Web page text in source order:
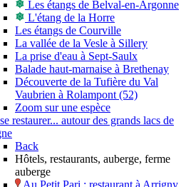
Les étangs de Belval-en-Argonne
L'étang de la Horre
Les étangs de Courville
La vallée de la Vesle à Sillery
La prise d'eau à Sept-Saulx
Balade haut-marnaise à Brethenay
Découverte de la Tufière du Val
Vaubrien à Rolampont (52)
Zoom sur une espèce
restaurer... autour des grands lacs de
Back
Hôtels, restaurants, auberge, ferme
auberge
Au Petit Pari : restaurant à Arrigny